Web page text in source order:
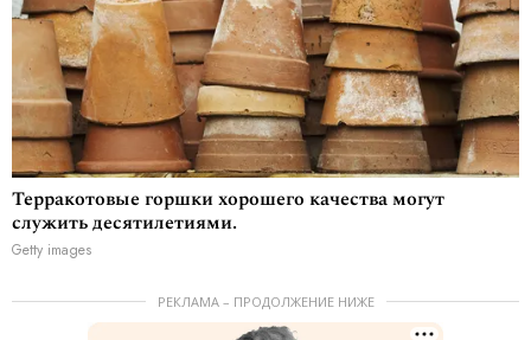
Терракотовые горшки хорошего качества могут
служить десятилетиями.
Getty images
РЕКЛАМА – ПРОДОЛЖЕНИЕ НИЖЕ